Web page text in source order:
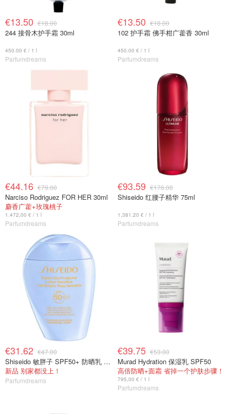
€13.50 €18.00
244 接骨木护手霜 30ml
450.00 € / 1 l
Parfumdreams
€13.50 €18.00
102 护手霜 佛手柑广藿香 30ml
450.00 € / 1 l
Parfumdreams
€44.16 €79.00
Narciso Rodriguez FOR HER 30ml
麝香广藿+玫瑰桃子
1.472,00 € / 1 l
Parfumdreams
€93.59 €176.00
Shiseido 红腰子精华 75ml
1,381.20 € / 1 l
Parfumdreams
€31.62 €47.00
Shiseido 敏胖子 SPF50+ 防晒乳 150ml
新品 别家都没上！
Parfumdreams
€39.75 €53.00
Murad Hydration 保湿乳 SPF50
高倍防晒+面霜 省掉一个护肤步骤！
795,00 € / 1 l
Parfumdreams